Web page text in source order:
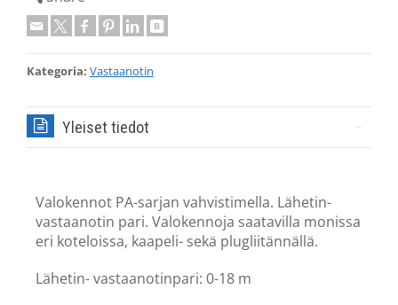
Kategoria: Vastaanotin
Yleiset tiedot
Valokennot PA-sarjan vahvistimella. Lähetin-
vastaanotin pari. Valokennoja saatavilla monissa
eri koteloissa, kaapeli- sekä plugliitännällä.
Lähetin- vastaanotinpari: 0-18 m